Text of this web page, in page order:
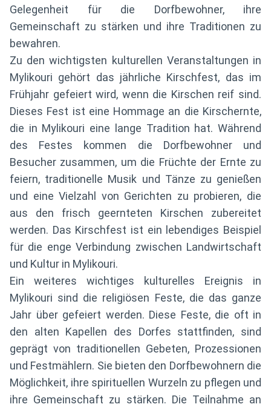
Gelegenheit für die Dorfbewohner, ihre
Gemeinschaft zu stärken und ihre Traditionen zu
bewahren.
Zu den wichtigsten kulturellen Veranstaltungen in
Mylikouri gehört das jährliche Kirschfest, das im
Frühjahr gefeiert wird, wenn die Kirschen reif sind.
Dieses Fest ist eine Hommage an die Kirschernte,
die in Mylikouri eine lange Tradition hat. Während
des Festes kommen die Dorfbewohner und
Besucher zusammen, um die Früchte der Ernte zu
feiern, traditionelle Musik und Tänze zu genießen
und eine Vielzahl von Gerichten zu probieren, die
aus den frisch geernteten Kirschen zubereitet
werden. Das Kirschfest ist ein lebendiges Beispiel
für die enge Verbindung zwischen Landwirtschaft
und Kultur in Mylikouri.
Ein weiteres wichtiges kulturelles Ereignis in
Mylikouri sind die religiösen Feste, die das ganze
Jahr über gefeiert werden. Diese Feste, die oft in
den alten Kapellen des Dorfes stattfinden, sind
geprägt von traditionellen Gebeten, Prozessionen
und Festmählern. Sie bieten den Dorfbewohnern die
Möglichkeit, ihre spirituellen Wurzeln zu pflegen und
ihre Gemeinschaft zu stärken. Die Teilnahme an